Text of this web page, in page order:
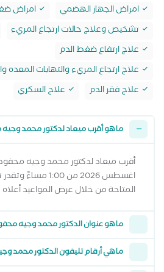
امراض الجهاز الهضمي
امراض
تشخيص وعلاج حالات ارتجاع المريء
علاج ارتفاع ضغط الدم
علاج ارتجاع المريء والتهابات المعده
علاج فقر الدم
علاج السكري
ما هو أقرب ميعاد لدكتور محمد
اغسطس 2026 من
المتاحة من خلال عرض المواعيد أعلاه
ما هو عنوان الدكتور محمد وجيه
ما هي أرقام تليفون الدكتور محمد